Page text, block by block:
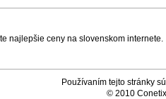
Používaním tejto stránky
© 2010